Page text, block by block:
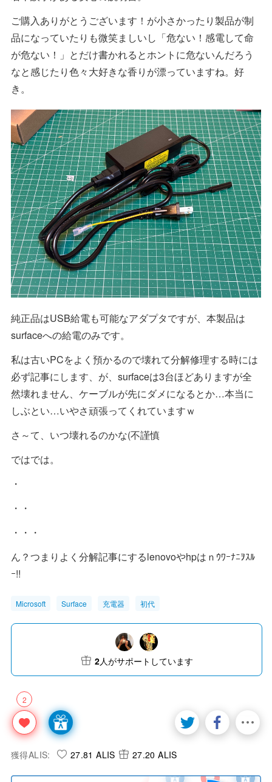
ご購入ありがとうございます！が小さかったり製品が制
品になっていたりも微笑ましいし「危ない！感電して命
が危ない！」とだけ書かれるとホントに危ないんだろう
なと感じたり色々大好きな香りが漂っていますね。好
き。
純正品はUSB給電も可能なアダプタですが、本製品は
surfaceへの給電のみです。
私は古いPCをよく預かるので壊れて分解修理する時には
必ず記事にします、が、surfaceは3台ほどありますが全
然壊れません、ケーブルが先にダメになるとか…本当に
しぶとい…いやさ頑張ってくれていますｗ
さ～て、いつ壊れるのかな(不謹慎
ではでは。
・
・・
・・・
ん？つまりよく分解記事にするlenovoやhpはｎｳﾜｰﾅﾆｦｽﾙ
ｰ!!
Microsoft Surface 充電器 初代
2
2人がサポートしています
獲得ALIS: 27.81 ALIS 27.20 ALIS